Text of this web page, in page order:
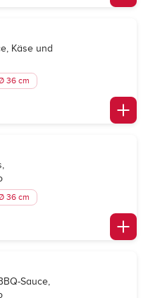
Käse und
36 cm
36 cm
Sauce,